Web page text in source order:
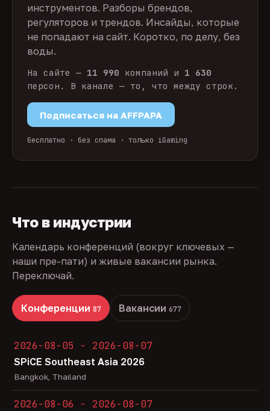
инструментов. Разборы брендов,
регуляторов и трендов. Инсайды, которые
не попадают на сайт. Коротко, по делу, без
воды.
На сайте — 11 990 компаний и 1 630
персон. В канале — то, что между строк.
Подписаться на AFFPAPA
бесплатно · без спама · только iGaming
Что в индустрии
Календарь конференций (вокруг ключевых —
наши пре-пати) и живые вакансии рынка.
Переключай.
Конференции 87 Вакансии 677
2026-08-05 - 2026-08-07
SPiCE Southeast Asia 2026
Bangkok, Thailand
2026-08-06 - 2026-08-07